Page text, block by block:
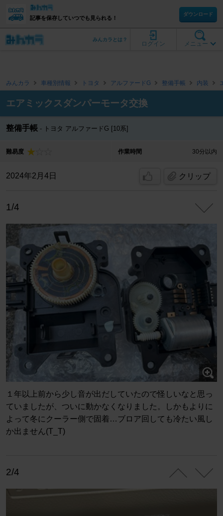
記事を保存していつでも見られる！
ダウンロード
メニュー
ログイン
みんカラとは？
みんカラ 車種別情報 トヨタ アルファードG 整備手帳 内装
エアミックスダンパーモータ交換
整備手帳 トヨタ アルファードG [10系]
難易度 作業時間 30分以内
2024年2月4日 クリップ
1/4
１年以上前から少し音が出だしていたので怪しいなと思っ
ていましたが、ついに動かなくなりました。しかもよりに
よって冬にクーラー側で固着…ブロア回しても冷たい風し
か出ません(T_T)
2/4